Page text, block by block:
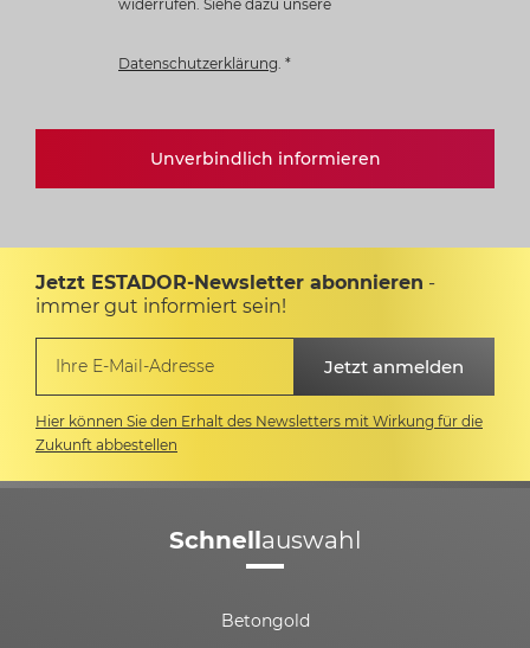
widerrufen. Siehe dazu unsere
Datenschutzerklärung. *
Unverbindlich informieren
Jetzt ESTADOR-Newsletter abonnieren -
immer gut informiert sein!
Hier können Sie den Erhalt des Newsletters mit Wirkung für die
Zukunft abbestellen
Schnellauswahl
Betongold